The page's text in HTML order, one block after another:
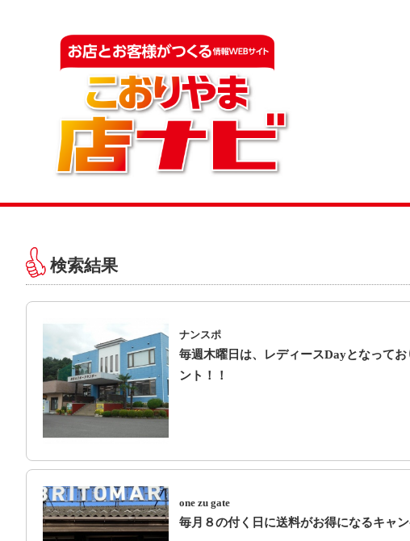
検索結果
ナンスポ
毎週木曜日は、レディースDayとなって
ント！！
one zu gate
毎月８の付く日に送料がお得になるキャン